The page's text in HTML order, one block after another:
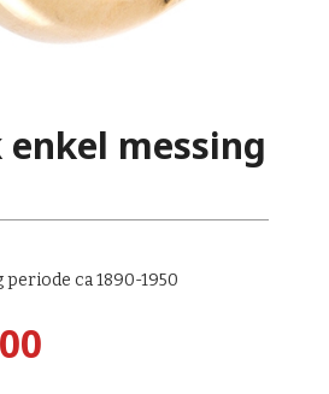
enkel messing
ca 1890-1950